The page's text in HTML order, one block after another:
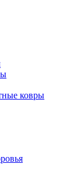
ковры